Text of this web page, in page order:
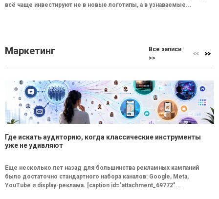
всё чаще инвестируют не в новые логотипы, а в узнаваемые...
Маркетинг
Все записи
>>
Где искать аудиторию, когда классические инструменты
уже не удивляют
Еще несколько лет назад для большинства рекламных кампаний
было достаточно стандартного набора каналов: Google, Meta,
YouTube и display-реклама. [caption id="attachment_69772"...